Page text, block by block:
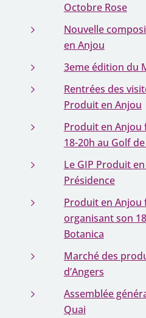
Octobre Rose
Nouvelle
en Anjou
3eme édition du
Rentrées des
Produit en Anjou
Produit en Anjou
18-20h au Golf
Le GIP Produit
Présidence
Produit en Anjou
organisant son
Botanica
Marché des
d’Angers
Assemblée
Quai